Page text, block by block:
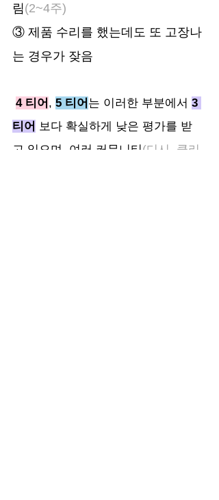
림(2~4주)
③ 제품 수리를 했는데도 또 고장나
는 경우가 잦음
4 티어 , 5 티어 는 이러한 부분에서 3
티어 보다 확실하게 낮은 평가를 받
고 있으며, 여러 커뮤니티(디시, 클리